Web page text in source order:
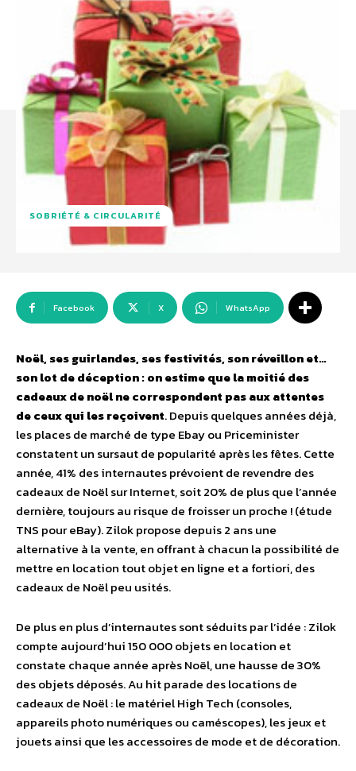
SOBRIÉTÉ & CIRCULARITÉ
Facebook X WhatsApp
Noël, ses guirlandes, ses festivités, son réveillon et…
son lot de déception : on estime que la moitié des
cadeaux de noël ne correspondent pas aux attentes
de ceux qui les reçoivent. Depuis quelques années déjà,
les places de marché de type Ebay ou Priceminister
constatent un sursaut de popularité après les fêtes. Cette
année, 41% des internautes prévoient de revendre des
cadeaux de Noël sur Internet, soit 20% de plus que l’année
dernière, toujours au risque de froisser un proche ! (étude
TNS pour eBay). Zilok propose depuis 2 ans une
alternative à la vente, en offrant à chacun la possibilité de
mettre en location tout objet en ligne et a fortiori, des
cadeaux de Noël peu usités.
De plus en plus d’internautes sont séduits par l’idée : Zilok
compte aujourd’hui 150 000 objets en location et
constate chaque année après Noël, une hausse de 30%
des objets déposés. Au hit parade des locations de
cadeaux de Noël : le matériel High Tech (consoles,
appareils photo numériques ou caméscopes), les jeux et
jouets ainsi que les accessoires de mode et de décoration.